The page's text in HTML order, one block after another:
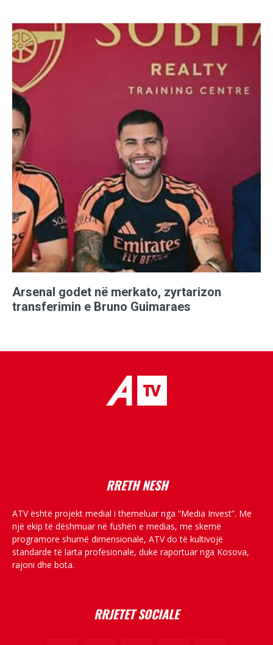
Arsenal godet në merkato, zyrtarizon
transferimin e Bruno Guimaraes
RRETH NESH
ATV është projekt medial i themeluar nga “Media Invest”. Me
një ekip të dëshmuar në fushën e medias, me skemë
programore shumë dimensionale, ATV do të kultivojë
standarde të larta profesionale, duke raportuar nga Kosova,
rajoni dhe bota.
RRJETET SOCIALE